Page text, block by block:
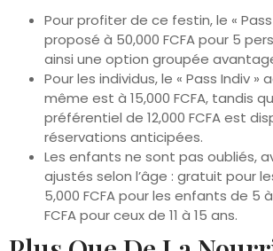
Pour profiter de ce festin, le «
proposé à 50,000 FCFA pour 5
ainsi une option groupée
Pour les individus, le « Pass Indiv »
même est à 15,000 FCFA, tandis
préférentiel de 12,000 FCFA est
réservations anticipées.
Les enfants ne sont pas oubliés,
ajustés selon l’âge : gratuit pour
5,000 FCFA pour les enfants de 5 à
FCFA pour ceux de 11 à 15 ans.